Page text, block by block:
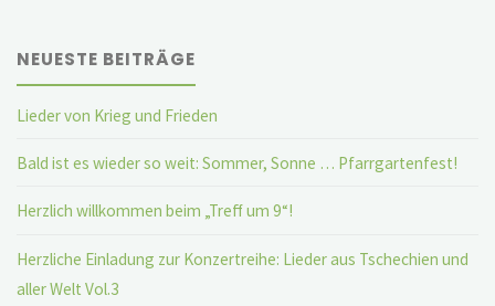
NEUESTE BEITRÄGE
Lieder von Krieg und Frieden
Bald ist es wieder so weit: Sommer, Sonne … Pfarrgartenfest!
Herzlich willkommen beim „Treff um 9“!
Herzliche Einladung zur Konzertreihe: Lieder aus Tschechien und
aller Welt Vol.3